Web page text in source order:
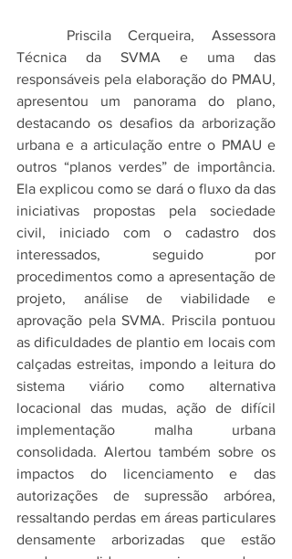
Técnica da SVMA e uma das
responsáveis pela elaboração do PMAU,
apresentou um panorama do plano,
destacando os desafios da arborização
urbana e a articulação entre o PMAU e
outros “planos verdes” de importância.
Ela explicou como se dará o fluxo da das
iniciativas propostas pela sociedade
civil, iniciado com o cadastro dos
interessados, seguido por
procedimentos como a apresentação de
projeto, análise de viabilidade e
aprovação pela SVMA. Priscila pontuou
as dificuldades de plantio em locais com
calçadas estreitas, impondo a leitura do
sistema viário como alternativa
locacional das mudas, ação de difícil
implementação malha urbana
consolidada. Alertou também sobre os
impactos do licenciamento e das
autorizações de supressão arbórea,
ressaltando perdas em áreas particulares
densamente arborizadas que estão